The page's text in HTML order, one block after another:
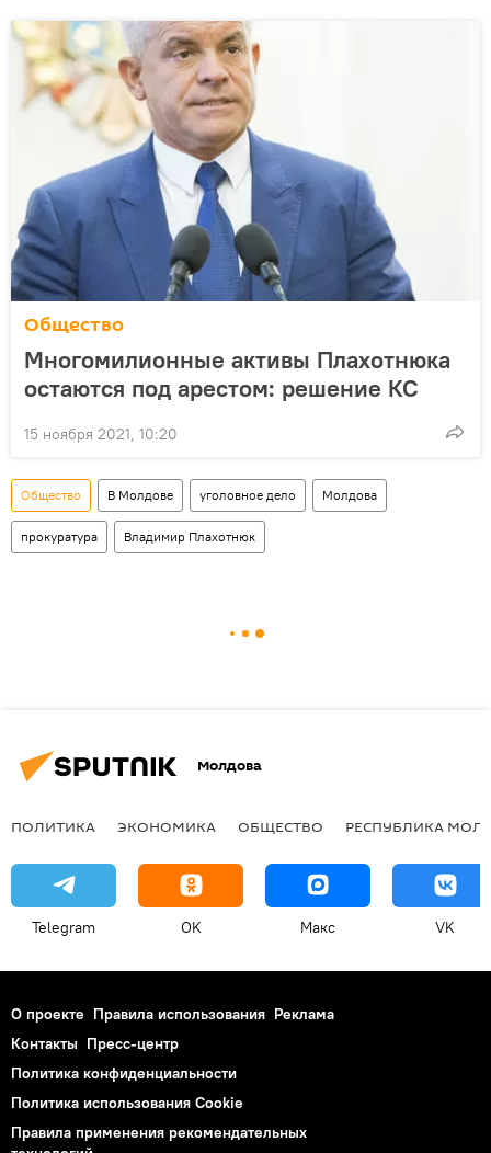
Общество
Многомилионные активы Плахотнюка
остаются под арестом: решение КС
15 ноября 2021, 10:20
Общество В Молдове уголовное дело Молдова
прокуратура Владимир Плахотнюк
Молдова
ПОЛИТИКА ЭКОНОМИКА ОБЩЕСТВО РЕСПУБЛИКА
Telegram OK Макс VK
О проекте Правила использования Реклама
Контакты Пресс-центр
Политика конфиденциальности
Политика использования Cookie
Правила применения рекомендательных